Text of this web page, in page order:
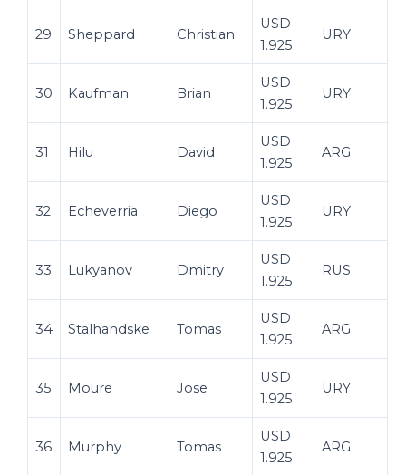
29 Sheppard Christian
USD
1.925
URY
30 Kaufman Brian
USD
1.925
URY
31 Hilu David
USD
1.925
ARG
32 Echeverria Diego
USD
1.925
URY
33 Lukyanov Dmitry
USD
1.925
RUS
34 Stalhandske Tomas
USD
1.925
ARG
35 Moure Jose
USD
1.925
URY
36 Murphy Tomas
USD
1.925
ARG